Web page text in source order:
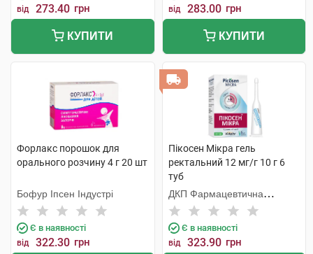
від 273.40 грн
КУПИТИ
від 283.00 грн
КУПИТИ
Форлакс порошок для
орального розчину 4 г 20 шт
Бофур Іпсен Індустрі
Є в наявності
від 322.30 грн
Пікосен Мікра гель
ректальний 12 мг/г 10 г 6
туб
ДКП Фармацевтична
фабрика
Є в наявності
від 323.90 грн